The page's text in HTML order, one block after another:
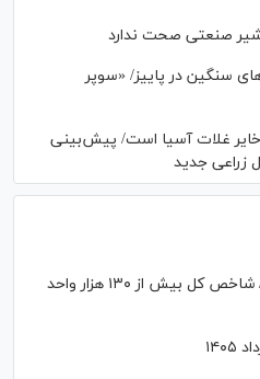
صنعتی صحت ندارد
سنگین در پاییز/ «سوپر
ذخایر غلات آسیا است/ پیش‌بینی
تداوم روند صعودی بورس/ شاخص کل بیش از ۱۳۰ هزار واحد